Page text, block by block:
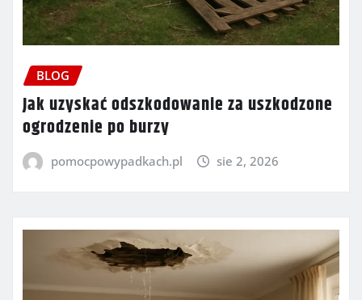
BLOG
Jak uzyskać odszkodowanie za uszkodzone
ogrodzenie po burzy
pomocpowypadkach.pl sie 2, 2026